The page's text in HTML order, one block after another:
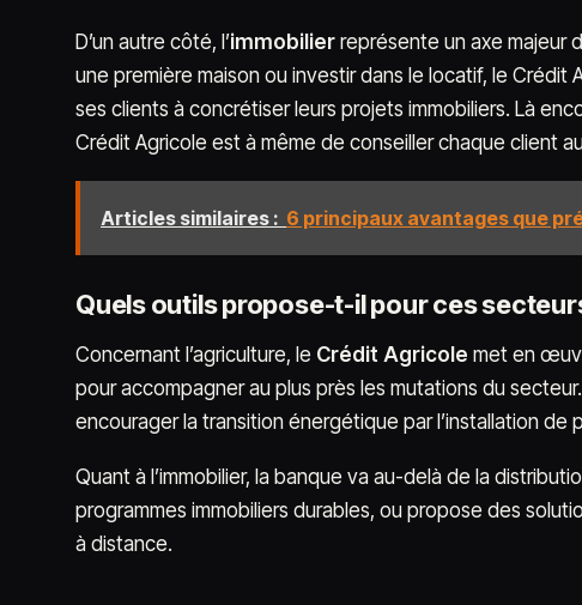
D’un autre côté, l’immobilier représente un axe majeur
une première maison ou investir dans le locatif, le
ses clients à concrétiser leurs projets immobiliers. Là
Crédit Agricole est à même de conseiller chaque client
Articles similaires : 6 principaux avantages que
Quels outils propose-t-il pour ces
Concernant l’agriculture, le Crédit Agricole met en
pour accompagner au plus près les mutations du
encourager la transition énergétique par l’installation
Quant à l’immobilier, la banque va au-delà de la
programmes immobiliers durables, ou propose des
à distance.